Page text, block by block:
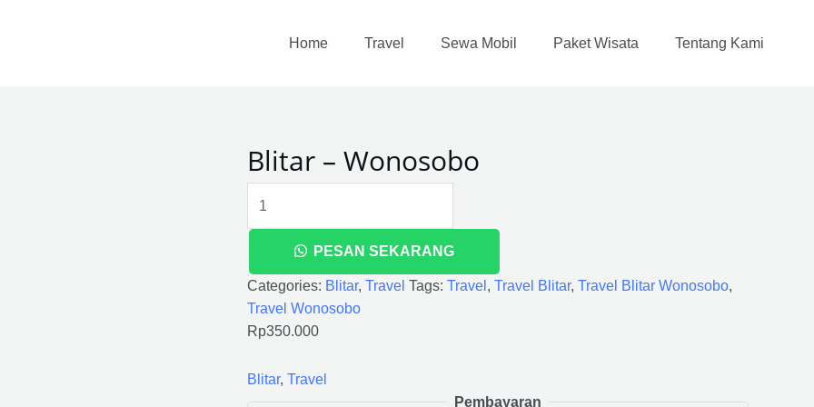
Home Travel Sewa Mobil Paket Wisata Tentang Kami
Blitar – Wonosobo
PESAN SEKARANG
Categories: Blitar, Travel Tags: Travel , Travel Blitar, Travel Blitar Wonosobo,
Travel Wonosobo
Rp350.000
Blitar, Travel
Pembayaran